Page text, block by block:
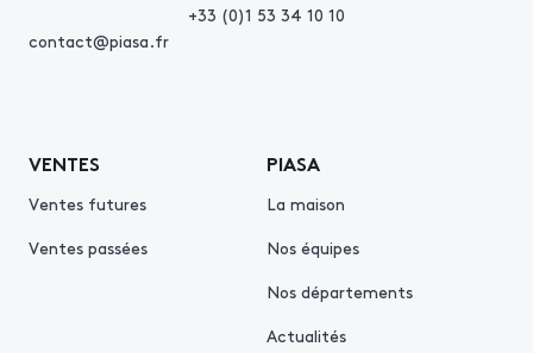
+33 (0)1 53 34 10 10
contact@piasa.fr
VENTES
Ventes futures
Ventes passées
PIASA
La maison
Nos équipes
Nos départements
Actualités